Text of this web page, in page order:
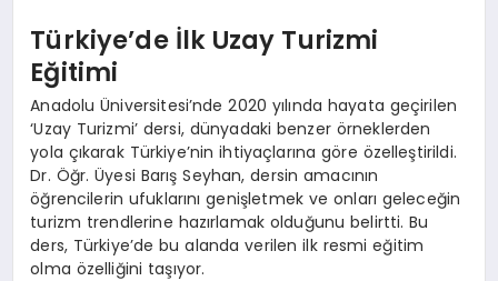
Türkiye’de İlk Uzay Turizmi
Eğitimi
Anadolu Üniversitesi’nde 2020 yılında hayata geçirilen
‘Uzay Turizmi’ dersi, dünyadaki benzer örneklerden
yola çıkarak Türkiye’nin ihtiyaçlarına göre özelleştirildi.
Dr. Öğr. Üyesi Barış Seyhan, dersin amacının
öğrencilerin ufuklarını genişletmek ve onları geleceğin
turizm trendlerine hazırlamak olduğunu belirtti. Bu
ders, Türkiye’de bu alanda verilen ilk resmi eğitim
olma özelliğini taşıyor.